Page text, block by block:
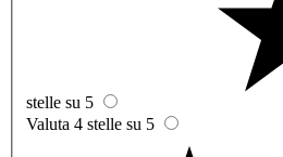
stelle su 5
Valuta 4 stelle su 5